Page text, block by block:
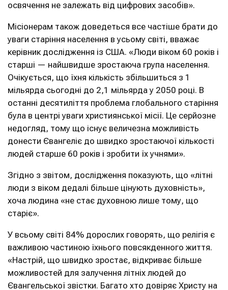
освячення не залежать від цифрових засобів».
Місіонерам також доведеться все частіше брати до
уваги старіння населення в усьому світі, вважає
керівник дослідження із США. «Люди віком 60 років і
старші — найшвидше зростаюча група населення.
Очікується, що їхня кількість збільшиться з 1
мільярда сьогодні до 2,1 мільярда у 2050 році. В
останні десятиліття проблема глобального старіння
була в центрі уваги християнської місії. Це серйозне
недогляд, тому що існує величезна можливість
донести Євангеліє до швидко зростаючої кількості
людей старше 60 років і зробити їх учнями».
Згідно з звітом, дослідження показують, що «літні
люди з віком дедалі більше цінують духовність»,
хоча людина «не стає духовною лише тому, що
старіє».
У всьому світі 84% дорослих говорять, що релігія є
важливою частиною їхнього повсякденного життя.
«Настрій, що швидко зростає, відкриває більше
можливостей для залучення літніх людей до
Євангельської звістки. Багато хто довіряє Христу на